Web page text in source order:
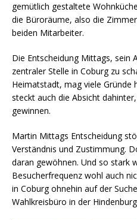
gemütlich gestaltete
die Büroräume, also die
beiden Mitarbeiter.
Die Entscheidung Mittags, sein
zentraler Stelle in Coburg zu
Heimatstadt, mag viele Gründe
steckt auch die Absicht
gewinnen.
Martin Mittags Entscheidung
Verständnis und Zustimmung.
daran gewöhnen. Und so stark
Besucherfrequenz wohl auch
in Coburg ohnehin auf der
Wahlkreisbüro in der